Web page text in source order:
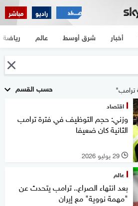
راديو مباشر
أخبار شرق أوسط عالم رياضة
حسب القسم
اقتصاد
وزني: حجم التوظيف في فترة ترامب
الثانية كان ضعيفا
l 29 يوليو 2026
عالم
بعد انتهاء الصراع.. ترامب يتحدث عن
"مهمة نووية" مع إيران